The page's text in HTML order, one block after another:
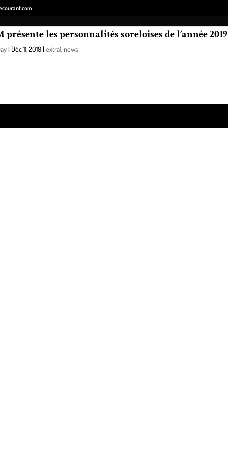
présente les personnalités soreloises de l’année 2019
| Déc 11, 2019| extra1,news